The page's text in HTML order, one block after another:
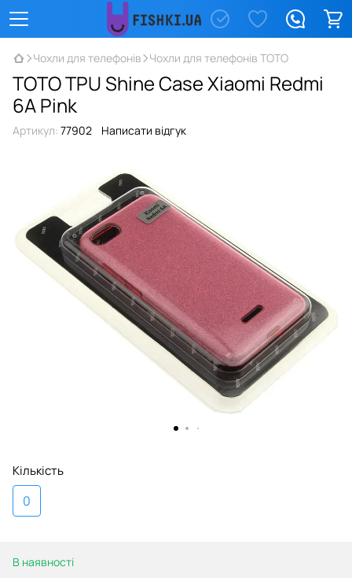
Чохли для телефонів Чохли для телефонів TOTO
TOTO TPU Shine Case Xiaomi Redmi
6A Pink
Артикул: 77902 Написати відгук
Кількість
0
В наявності